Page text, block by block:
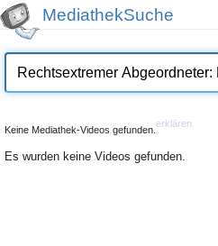
MediathekSuche
Keine Mediathek-Videos gefunden.
erklären
Es wurden keine Videos gefunden.